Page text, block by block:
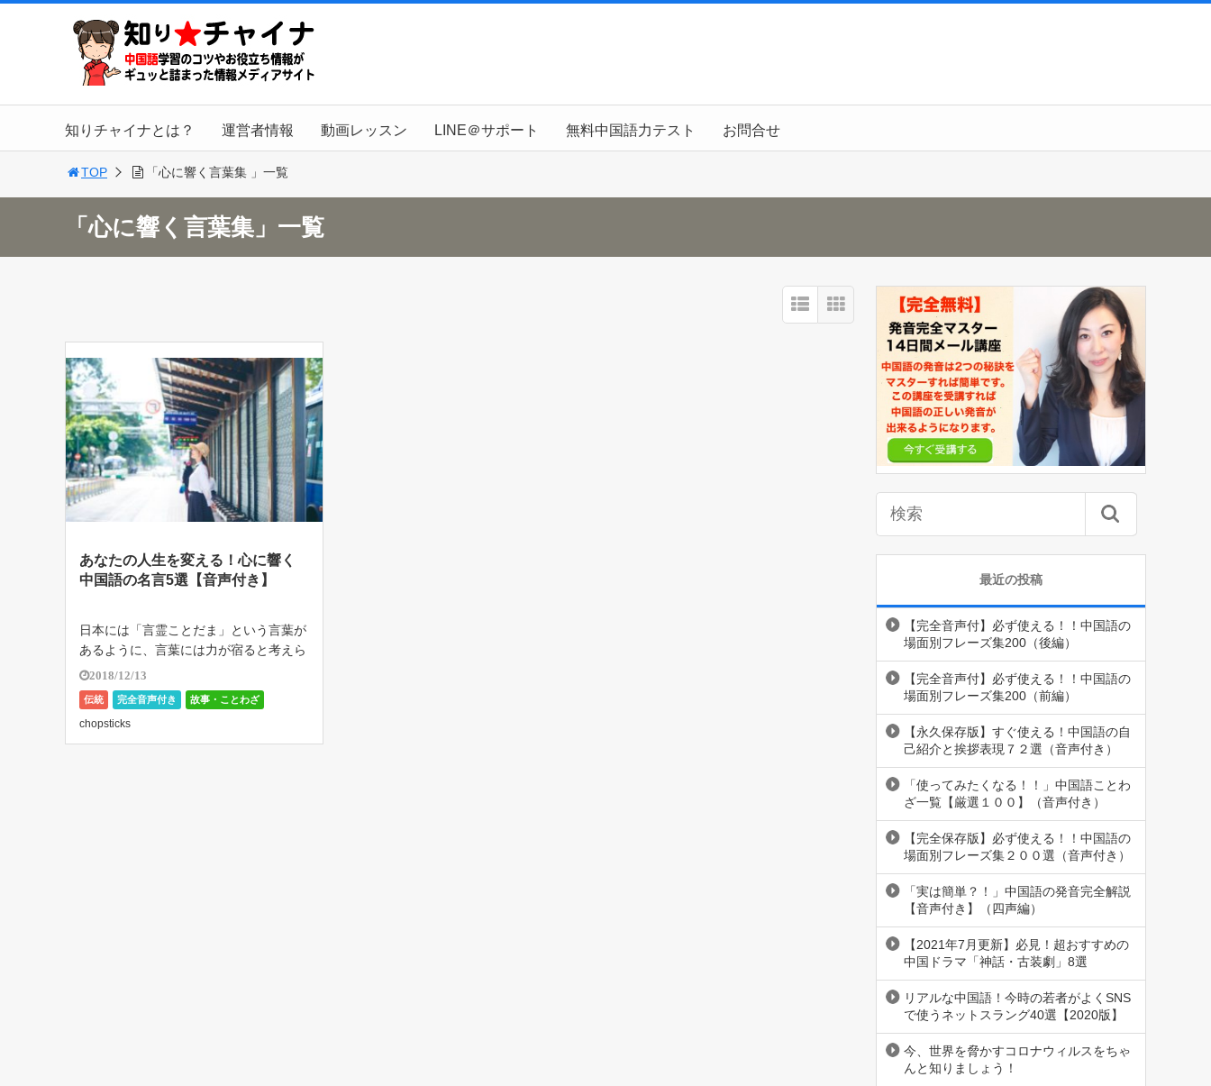
知りチャイナとは？ 運営者情報 動画レッスン LINE＠サポート 無料中国語力テスト お問合せ
TOP 「心に響く言葉集 」一覧
「心に響く言葉集」一覧
あなたの人生を変える！心に響く
中国語の名言5選【音声付き】
日本には「言霊ことだま」という言葉が
あるように、言葉には力が宿ると考えら
れています。 誰かが何気なく発した言
葉 […]
2018/12/13
伝統 完全音声付き 故事・ことわざ
chopsticks
最近の投稿
【完全音声付】必ず使える！！中国語の
場面別フレーズ集200（後編）
【完全音声付】必ず使える！！中国語の
場面別フレーズ集200（前編）
【永久保存版】すぐ使える！中国語の自
己紹介と挨拶表現７２選（音声付き）
「使ってみたくなる！！」中国語ことわ
ざ一覧【厳選１００】（音声付き）
【完全保存版】必ず使える！！中国語の
場面別フレーズ集２００選（音声付き）
「実は簡単？！」中国語の発音完全解説
【音声付き】（四声編）
【2021年7月更新】必見！超おすすめの
中国ドラマ「神話・古装劇」8選
リアルな中国語！今時の若者がよくSNS
で使うネットスラング40選【2020版】
今、世界を脅かすコロナウィルスをちゃ
んと知りましょう！